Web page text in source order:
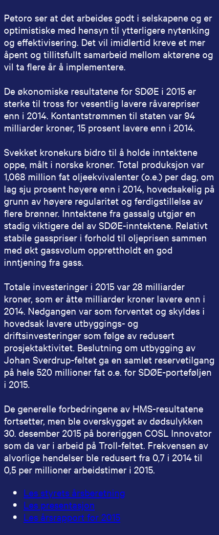
Petoro ser at det arbeides godt i selskapene og er
optimistiske med hensyn til ytterligere nytenking
og effektivisering. Det vil imidlertid kreve et mer
åpent og tillitsfullt samarbeid mellom aktørene og
vil ta flere år å implementere.
De økonomiske resultatene for SDØE i 2015 er
sterke til tross for vesentlig lavere råvarepriser
enn i 2014. Kontantstrømmen til staten var 94
milliarder kroner, 15 prosent lavere enn i 2014.
Svekket kronekurs bidro til å holde inntektene
oppe, målt i norske kroner. Total produksjon var
1,068 million fat oljeekvivalenter (o.e.) per dag, om
lag sju prosent høyere enn i 2014, hovedsakelig på
grunn av høyere regularitet og ferdigstillelse av
flere brønner. Inntektene fra gassalg utgjør en
stadig viktigere del av SDØE-inntektene. Relativt
stabile gasspriser i forhold til oljeprisen sammen
med økt gassvolum opprettholdt en god
inntjening fra gass.
Totale investeringer i 2015 var 28 milliarder
kroner, som er åtte milliarder kroner lavere enn i
2014. Nedgangen var som forventet og skyldes i
hovedsak lavere utbyggings- og
driftsinvesteringer som følge av redusert
prosjektaktivitet. Beslutning om utbygging av
Johan Sverdrup-feltet ga en samlet reservetilgang
på hele 520 millioner fat o.e. for SDØE-porteføljen
i 2015.
De generelle forbedringene av HMS-resultatene
fortsetter, men ble overskygget av dødsulykken
30. desember 2015 på boreriggen COSL Innovator
som da var i arbeid på Troll-feltet. Frekvensen av
alvorlige hendelser ble redusert fra 0,7 i 2014 til
0,5 per millioner arbeidstimer i 2015.
Les styrets årsberetning
Les presentasjon
Les årsrapport for 2015